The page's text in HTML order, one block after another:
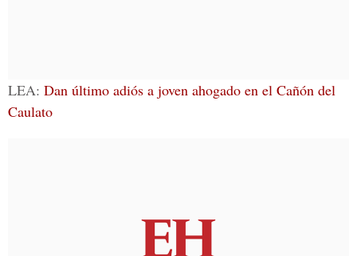
LEA: Dan último adiós a joven ahogado en el Cañón del
Caulato